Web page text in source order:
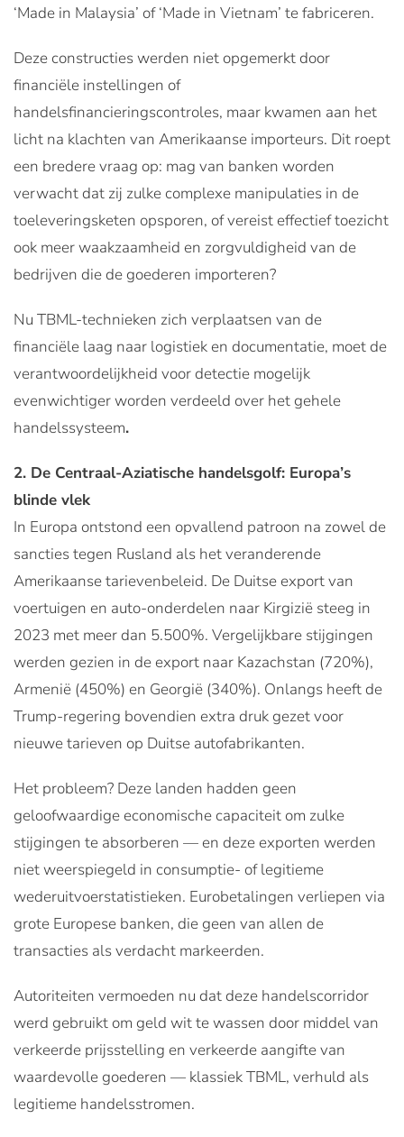
‘Made in Malaysia’ of ‘Made in Vietnam’ te fabriceren.
Deze constructies werden niet opgemerkt door
financiële instellingen of
handelsfinancieringscontroles, maar kwamen aan het
licht na klachten van Amerikaanse importeurs. Dit roept
een bredere vraag op: mag van banken worden
verwacht dat zij zulke complexe manipulaties in de
toeleveringsketen opsporen, of vereist effectief toezicht
ook meer waakzaamheid en zorgvuldigheid van de
bedrijven die de goederen importeren?
Nu TBML-technieken zich verplaatsen van de
financiële laag naar logistiek en documentatie, moet de
verantwoordelijkheid voor detectie mogelijk
evenwichtiger worden verdeeld over het gehele
handelssysteem.
2. De Centraal-Aziatische handelsgolf: Europa’s
blinde vlek
In Europa ontstond een opvallend patroon na zowel de
sancties tegen Rusland als het veranderende
Amerikaanse tarievenbeleid. De Duitse export van
voertuigen en auto-onderdelen naar Kirgizië steeg in
2023 met meer dan 5.500%. Vergelijkbare stijgingen
werden gezien in de export naar Kazachstan (720%),
Armenië (450%) en Georgië (340%). Onlangs heeft de
Trump-regering bovendien extra druk gezet voor
nieuwe tarieven op Duitse autofabrikanten.
Het probleem? Deze landen hadden geen
geloofwaardige economische capaciteit om zulke
stijgingen te absorberen — en deze exporten werden
niet weerspiegeld in consumptie- of legitieme
wederuitvoerstatistieken. Eurobetalingen verliepen via
grote Europese banken, die geen van allen de
transacties als verdacht markeerden.
Autoriteiten vermoeden nu dat deze handelscorridor
werd gebruikt om geld wit te wassen door middel van
verkeerde prijsstelling en verkeerde aangifte van
waardevolle goederen — klassiek TBML, verhuld als
legitieme handelsstromen.